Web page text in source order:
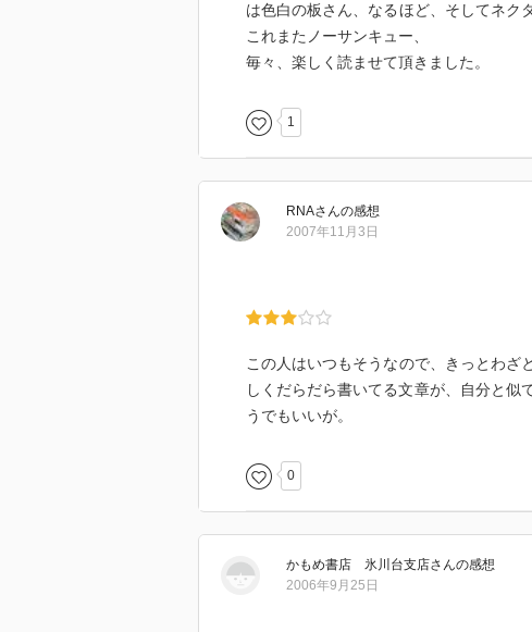
は色白の板さん、なるほど、そしてネク
これまたノーサンキュー、
毎々、楽しく読ませて頂きました。
1
RNAさんの感想
2007年11月3日
この人はいつもそうなので、きっとわざ
しくだらだら書いてる文章が、自分と似
うでもいいが。
0
かもめ書店 氷川台支店さんの感想
2006年9月25日